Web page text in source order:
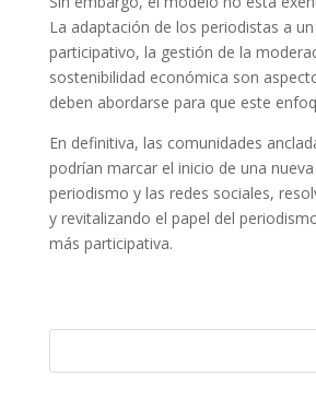
La adaptación de los periodistas a
participativo, la gestión de la
sostenibilidad económica son
deben abordarse para que este
En definitiva, las comunidades
podrían marcar el inicio de una
periodismo y las redes sociales,
y revitalizando el papel del
más participativa.